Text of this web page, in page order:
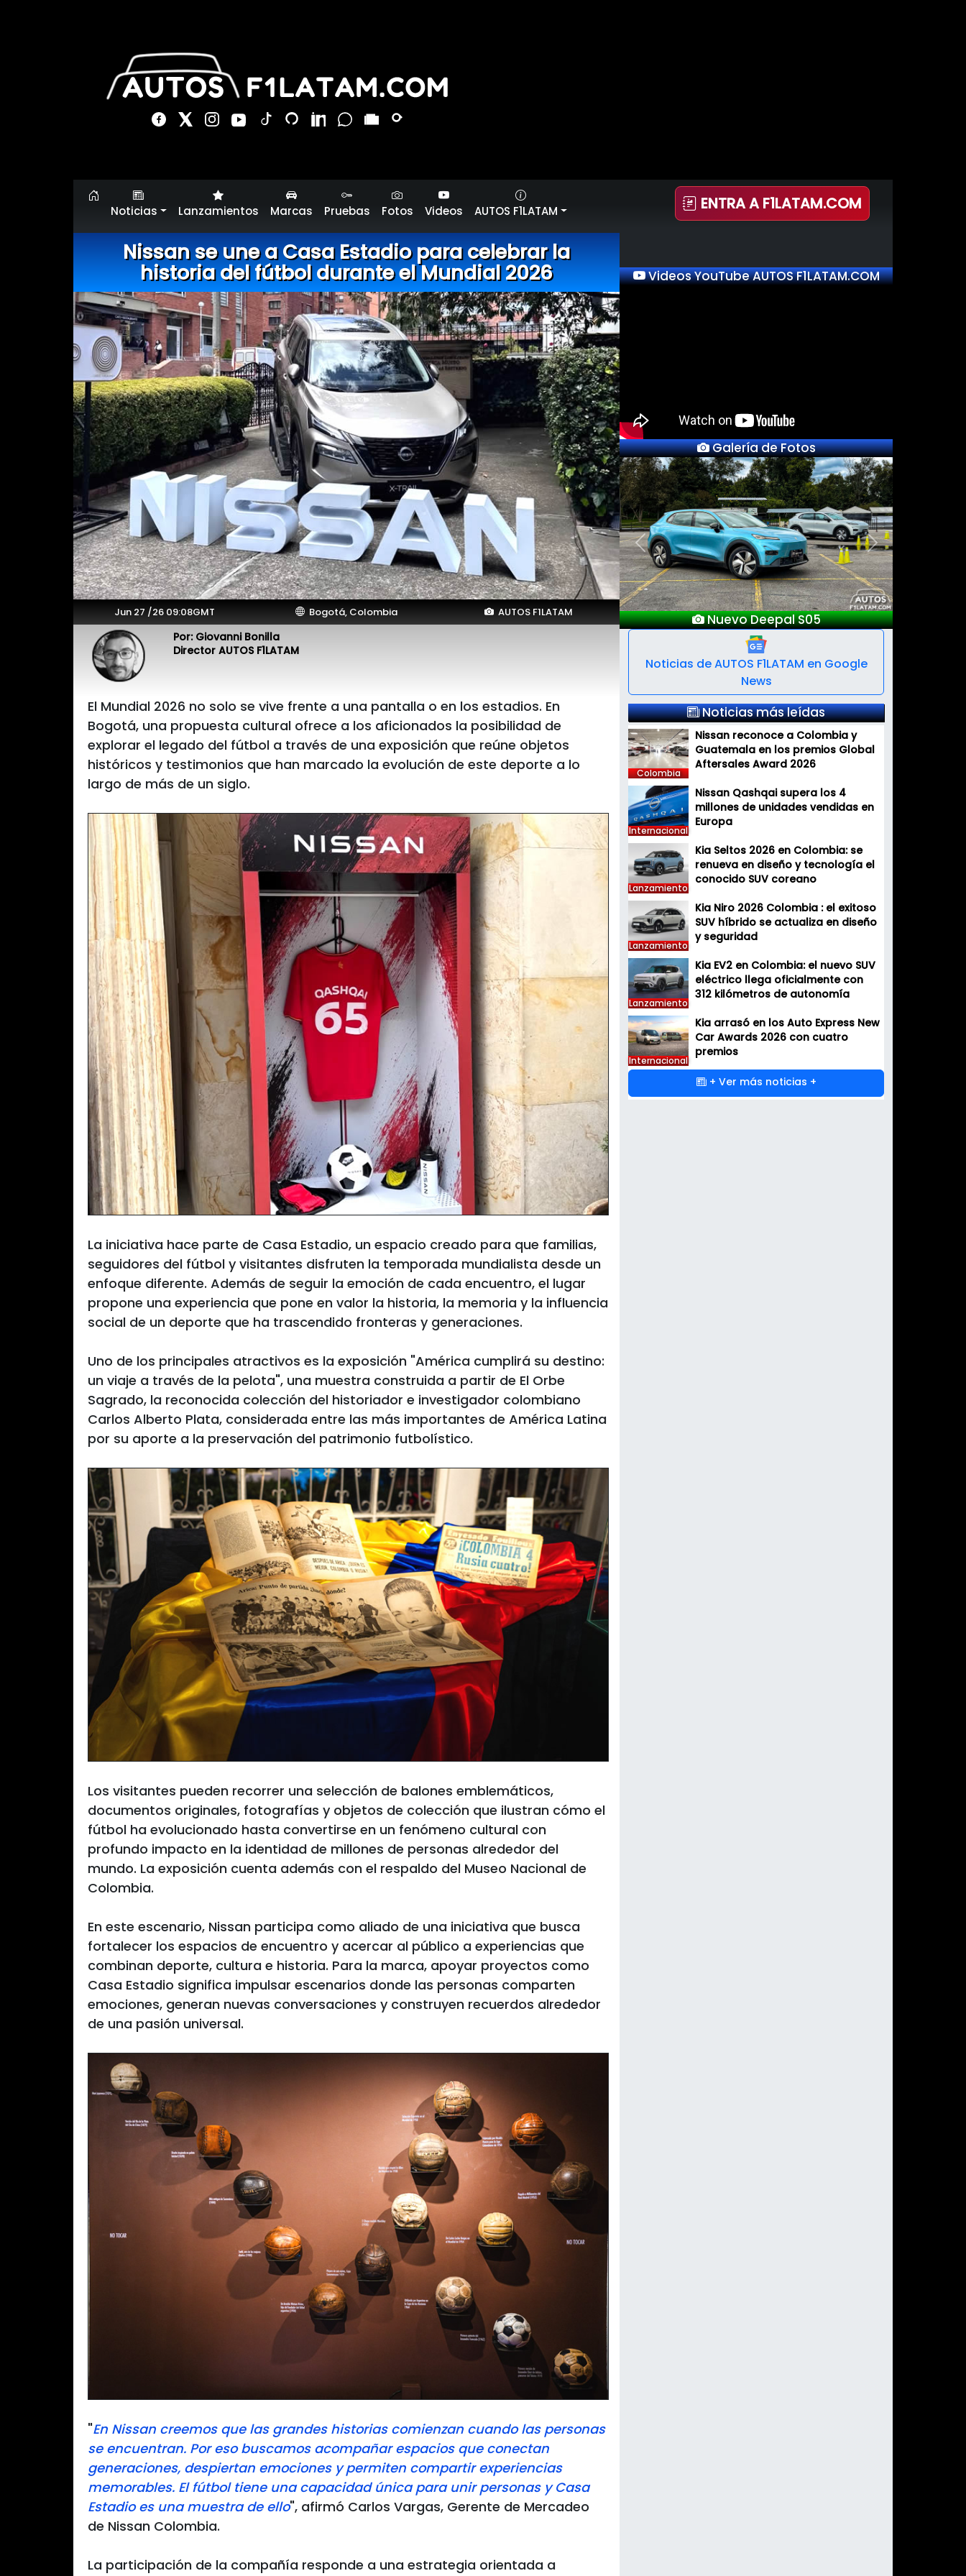
Noticias Lanzamientos Marcas Pruebas Fotos Videos AUTOS F1LATAM ENTRA A F1LATAM.COM
Nissan se une a Casa Estadio para celebrar la
historia del fútbol durante el Mundial 2026
Jun 27 /26 09:08GMT Bogotá, Colombia AUTOS F1LATAM
Por: Giovanni Bonilla
Director AUTOS F1LATAM
El Mundial 2026 no solo se vive frente a una pantalla o en los estadios. En
Bogotá, una propuesta cultural ofrece a los aficionados la posibilidad de
explorar el legado del fútbol a través de una exposición que reúne objetos
históricos y testimonios que han marcado la evolución de este deporte a lo
largo de más de un siglo.
La iniciativa hace parte de Casa Estadio, un espacio creado para que familias,
seguidores del fútbol y visitantes disfruten la temporada mundialista desde un
enfoque diferente. Además de seguir la emoción de cada encuentro, el lugar
propone una experiencia que pone en valor la historia, la memoria y la influencia
social de un deporte que ha trascendido fronteras y generaciones.
Uno de los principales atractivos es la exposición "América cumplirá su destino:
un viaje a través de la pelota", una muestra construida a partir de El Orbe
Sagrado, la reconocida colección del historiador e investigador colombiano
Carlos Alberto Plata, considerada entre las más importantes de América Latina
por su aporte a la preservación del patrimonio futbolístico.
Los visitantes pueden recorrer una selección de balones emblemáticos,
documentos originales, fotografías y objetos de colección que ilustran cómo el
fútbol ha evolucionado hasta convertirse en un fenómeno cultural con
profundo impacto en la identidad de millones de personas alrededor del
mundo. La exposición cuenta además con el respaldo del Museo Nacional de
Colombia.
En este escenario, Nissan participa como aliado de una iniciativa que busca
fortalecer los espacios de encuentro y acercar al público a experiencias que
combinan deporte, cultura e historia. Para la marca, apoyar proyectos como
Casa Estadio significa impulsar escenarios donde las personas comparten
emociones, generan nuevas conversaciones y construyen recuerdos alrededor
de una pasión universal.
"En Nissan creemos que las grandes historias comienzan cuando las personas
se encuentran. Por eso buscamos acompañar espacios que conectan
generaciones, despiertan emociones y permiten compartir experiencias
memorables. El fútbol tiene una capacidad única para unir personas y Casa
Estadio es una muestra de ello", afirmó Carlos Vargas, Gerente de Mercadeo
de Nissan Colombia.
La participación de la compañía responde a una estrategia orientada a
Videos YouTube AUTOS F1LATAM.COM
Galería de Fotos
Lanzamientos Salón Automóvil Bogotá
2025
Previous Next
Noticias de AUTOS F1LATAM en Google
News
Noticias más leídas
Colombia
Nissan reconoce a Colombia y
Guatemala en los premios Global
Internacional
Nissan Qashqai supera los 4
millones de unidades vendidas en
Lanzamiento
Kia Seltos 2026 en Colombia: se
renueva en diseño y tecnología el
Lanzamiento
Kia Niro 2026 Colombia : el exitoso
SUV híbrido se actualiza en diseño
Lanzamiento
Kia EV2 en Colombia: el nuevo SUV
eléctrico llega oficialmente con
Kia arrasó en los Auto Express New
Car Awards 2026 con cuatro
premios
+ Ver más noticias +